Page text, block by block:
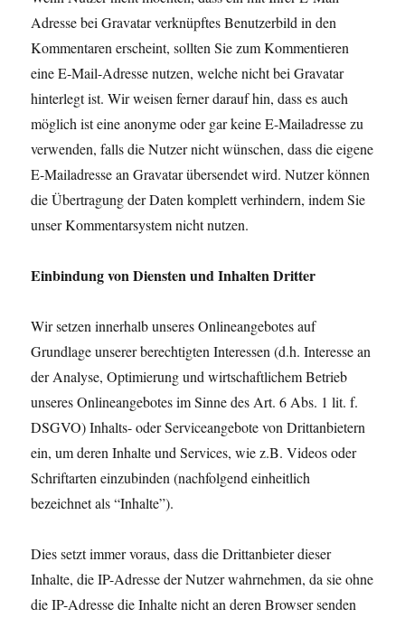
Adresse bei Gravatar verknüpftes Benutzerbild in den
Kommentaren erscheint, sollten Sie zum Kommentieren
eine E-Mail-Adresse nutzen, welche nicht bei Gravatar
hinterlegt ist. Wir weisen ferner darauf hin, dass es auch
möglich ist eine anonyme oder gar keine E-Mailadresse zu
verwenden, falls die Nutzer nicht wünschen, dass die eigene
E-Mailadresse an Gravatar übersendet wird. Nutzer können
die Übertragung der Daten komplett verhindern, indem Sie
unser Kommentarsystem nicht nutzen.
Einbindung von Diensten und Inhalten Dritter
Wir setzen innerhalb unseres Onlineangebotes auf
Grundlage unserer berechtigten Interessen (d.h. Interesse an
der Analyse, Optimierung und wirtschaftlichem Betrieb
unseres Onlineangebotes im Sinne des Art. 6 Abs. 1 lit. f.
DSGVO) Inhalts- oder Serviceangebote von Drittanbietern
ein, um deren Inhalte und Services, wie z.B. Videos oder
Schriftarten einzubinden (nachfolgend einheitlich
bezeichnet als “Inhalte”).
Dies setzt immer voraus, dass die Drittanbieter dieser
Inhalte, die IP-Adresse der Nutzer wahrnehmen, da sie ohne
die IP-Adresse die Inhalte nicht an deren Browser senden